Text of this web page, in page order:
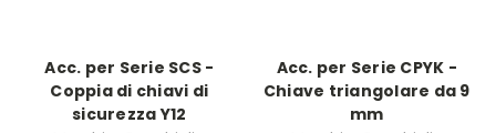
Acc. per Serie SCS -
Coppia di chiavi di
sicurezza Y12
Acc. per Serie CPYK -
Chiave triangolare da 9
mm